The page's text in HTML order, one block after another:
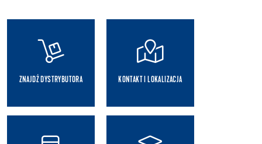
ZNAJDŹ DYSTRYBUTORA KONTAKT I LOKALIZACJA